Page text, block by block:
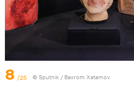
8 /25 © Sputnik / Baxrom Xatamov